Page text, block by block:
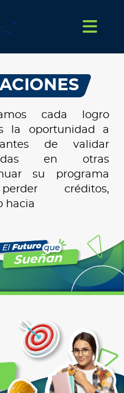
cada logro
la oportunidad a
de validar
en otras
su programa
créditos,
hacia